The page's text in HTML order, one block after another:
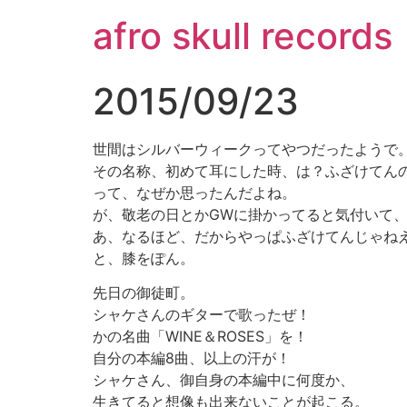
afro skull records
2015/09/23
世間はシルバーウィークってやつだったようで。
その名称、初めて耳にした時、は？ふざけてん
って、なぜか思ったんだよね。
が、敬老の日とかGWに掛かってると気付いて、
あ、なるほど、だからやっぱふざけてんじゃね
と、膝をぽん。
先日の御徒町。
シャケさんのギターで歌ったぜ！
かの名曲「WINE＆ROSES」を！
自分の本編8曲、以上の汗が！
シャケさん、御自身の本編中に何度か、
生きてると想像も出来ないことが起こる。